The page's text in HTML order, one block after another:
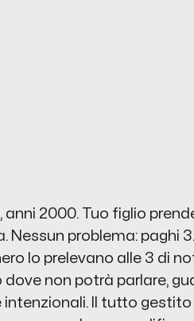
anni 2000. Tuo figlio
Nessun problema: paghi
lo prelevano alle 3 di
dove non potrà parlare,
intenzionali. Il tutto